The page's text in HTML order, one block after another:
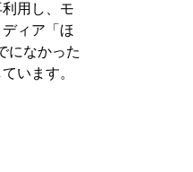
用し、モ
ィア「ほ
になかった
います。